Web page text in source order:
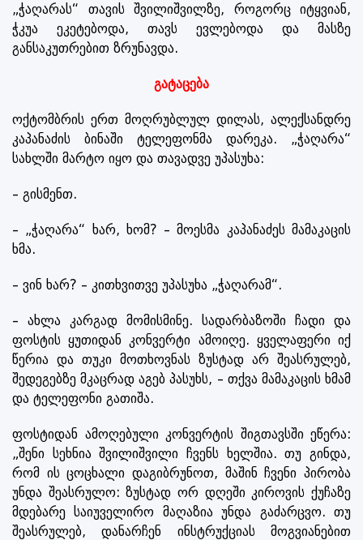
„ჭაღარას“ თავის შვილიშვილზე, როგორც იტყვიან,
ჭკუა ეკეტებოდა, თავს ევლებოდა და მასზე
განსაკუთრებით ზრუნავდა.
გატაცება
ოქტომბრის ერთ მოღრუბლულ დილას, ალექსანდრე
კაპანაძის ბინაში ტელეფონმა დარეკა. „ჭაღარა“
სახლში მარტო იყო და თავადვე უპასუხა:
– გისმენთ.
– „ჭაღარა“ ხარ, ხომ? – მოესმა კაპანაძეს მამაკაცის
ხმა.
– ვინ ხარ? – კითხვითვე უპასუხა „ჭაღარამ“.
– ახლა კარგად მომისმინე. სადარბაზოში ჩადი და
ფოსტის ყუთიდან კონვერტი ამოიღე. ყველაფერი იქ
წერია და თუკი მოთხოვნას ზუსტად არ შეასრულებ,
შედეგებზე მკაცრად აგებ პასუხს, – თქვა მამაკაცის ხმამ
და ტელეფონი გათიშა.
ფოსტიდან ამოღებული კონვერტის შიგთავსში ეწერა:
„შენი სეხნია შვილიშვილი ჩვენს ხელშია. თუ გინდა,
რომ ის ცოცხალი დაგიბრუნოთ, მაშინ ჩვენი პირობა
უნდა შეასრულო: ზუსტად ორ დღეში კიროვის ქუჩაზე
მდებარე საიუველირო მაღაზია უნდა გაძარცვო. თუ
შეასრულებ, დანარჩენ ინსტრუქციას მოგვიანებით